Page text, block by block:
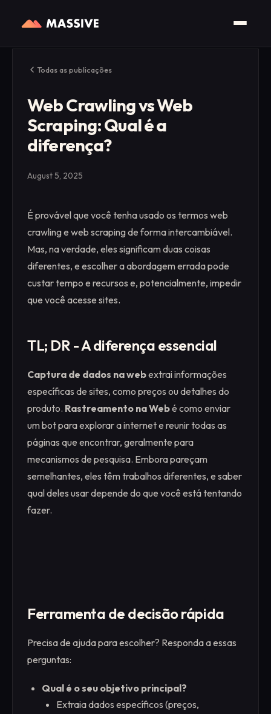
Todas as publicações
Web Crawling vs Web
Scraping: Qual é a
diferença?
August 5, 2025
É provável que você tenha usado os termos web
crawling e web scraping de forma intercambiável.
Mas, na verdade, eles significam duas coisas
diferentes, e escolher a abordagem errada pode
custar tempo e recursos e, potencialmente, impedir
que você acesse sites.
TL; DR - A diferença essencial
Captura de dados na webextrai informações
específicas de sites, como preços ou detalhes do
produto. Rastreamento na Webé como enviar
um bot para explorar a internet e reunir todas as
páginas que encontrar, geralmente para
mecanismos de pesquisa. Embora pareçam
semelhantes, eles têm trabalhos diferentes, e saber
qual deles usar depende do que você está tentando
fazer.
Ferramenta de decisão rápida
Precisa de ajuda para escolher? Responda a essas
perguntas:
Qual é o seu objetivo principal?
Extraia dados específicos (preços,